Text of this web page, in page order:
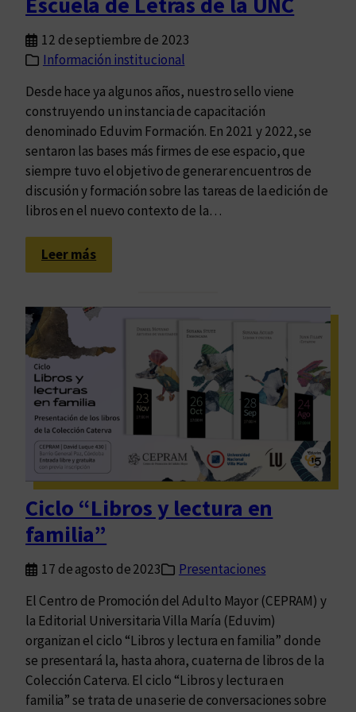
e
c
i
ó
n
d
e
E
d
u
v
ó
n
d
l
a
S
e
r
i
e
Z
o
n
d
C
t
i
c
12 de septiembre de 2023
Información institucional
Desde hace ya algunos años, nuestro sello viene
construyendo un instancia de capacitación
denominado Eduvim Formación. En 2021 y 2022, se
sentaron las bases más firmes de ese espacio, que
siempre tuvo el objetivo de generar encuentros de
discusión y formación sobre las tareas de la edición de
libros en el nuevo contexto de la…
Leer más:
“
u
a
C
o
r
e
g
i
r
/
d
i
t
a
r
Ciclo “Libros y lectura en
familia”
17 de agosto de 2023
Presentaciones
El Centro de Promoción del Adulto Mayor (CEPRAM) y
la Editorial Universitaria Villa María (Eduvim)
organizan el ciclo “Libros y lectura en familia” donde
se presentará la, hasta ahora, cuaterna de libros de la
Colección Caterva. El ciclo “Libros y lectura en
familia” se trata de una serie de conversaciones sobre